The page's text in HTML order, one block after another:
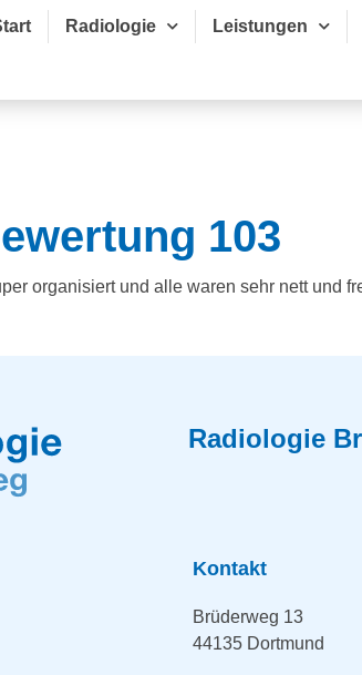
Radiologie Leistungen
103
organisiert und alle waren sehr nett und
Radiologie
Kontakt
Brüderweg 13
44135 Dortmund